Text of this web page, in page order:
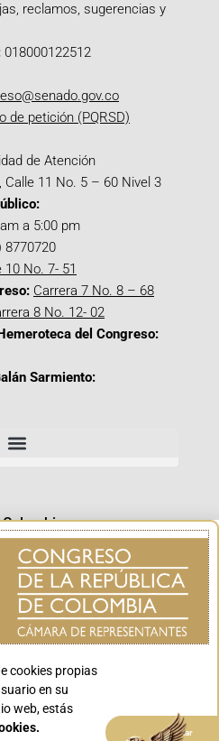
reclamos, sugerencias y
018000122512
de petición (PQRSD)
de Atención
Calle 11 No. 5 – 60 Nivel 3
a 5:00 pm
8770720
10 No. 7- 51
Carrera 7 No. 8 – 68
8 No. 12- 02
del Congreso:
Sarmiento:
cookies propias
en su
web, estás
Aceptar